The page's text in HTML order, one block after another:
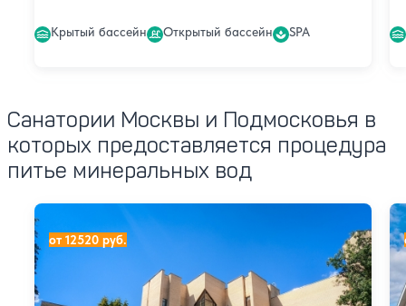
Крытый бассейн Открытый бассейн SPA
Санатории Москвы и Подмосковья в
которых предоставляется процедура
питье минеральных вод
Санаторий Введенское (ex. Звенигород)
от 12520 руб.